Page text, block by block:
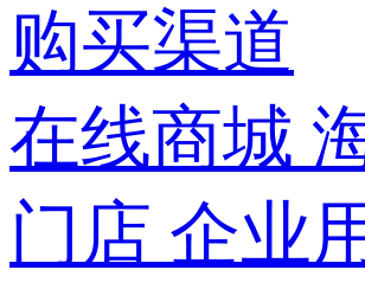
购买渠道
在线商城
门店 企业